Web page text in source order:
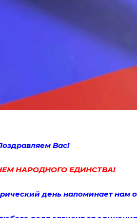
Вас!
НАРОДНОГО ЕДИНСТВА!
день напоминает нам